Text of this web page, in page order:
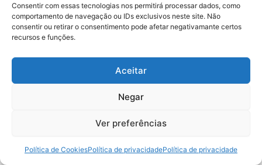
Consentir com essas tecnologias nos permitirá processar dados, como
comportamento de navegação ou IDs exclusivos neste site. Não
consentir ou retirar o consentimento pode afetar negativamante certos
recursos e funções.
Aceitar
Negar
Ver preferências
Política de CookiesPolítica de privacidadePolítica de privacidade